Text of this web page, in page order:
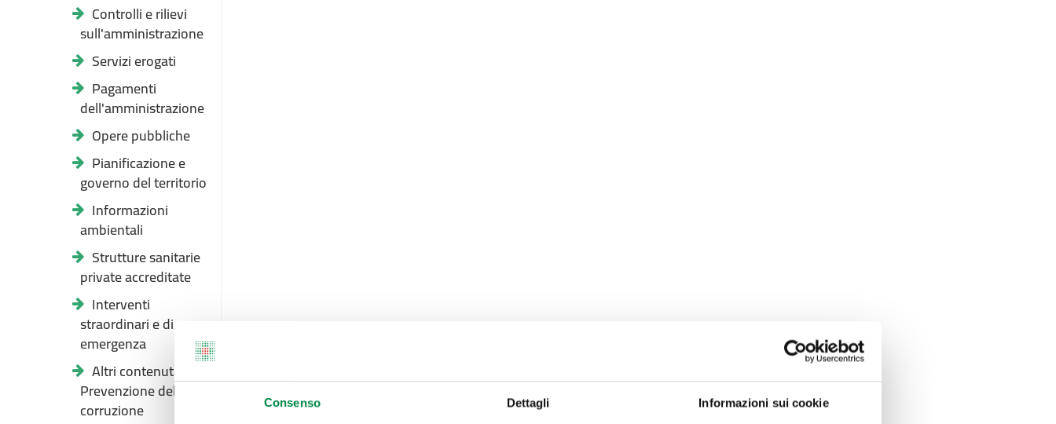
Consenso Dettagli Informazioni sui cookie
Controlli e rilievi
sull'amministrazione
Servizi erogati
Pagamenti
dell'amministrazione
Opere pubbliche
Pianificazione e
governo del territorio
Informazioni
ambientali
Strutture sanitarie
private accreditate
Interventi
straordinari e di
emergenza
Altri contenuti -
Prevenzione della
corruzione